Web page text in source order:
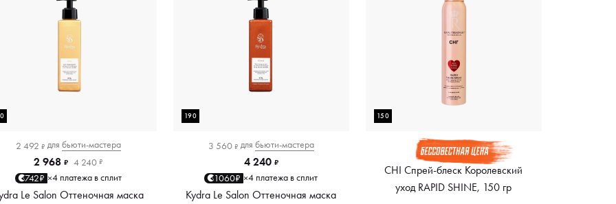
2 492 ₽ для бьюти-мастера
2 968 ₽ 4 240 ₽
742₽ ×4 платежа в сплит
Le Salon Оттеночная маска
190
3 560 ₽ для бьюти-мастера
4 240 ₽
1060₽ ×4 платежа в сплит
Kydra Le Salon Оттеночная маска
150
CHI Спрей-блеск Королевский
уход RAPID SHINE, 150 гр